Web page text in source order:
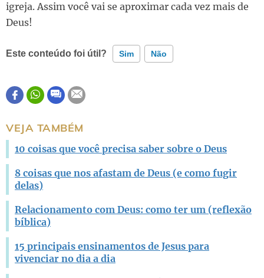
igreja. Assim você vai se aproximar cada vez mais de
Deus!
Este conteúdo foi útil? Sim Não
Este conteúdo contém informação incorreta
VEJA TAMBÉM
10 coisas que você precisa saber sobre o Deus
8 coisas que nos afastam de Deus (e como fugir
delas)
Relacionamento com Deus: como ter um (reflexão
bíblica)
15 principais ensinamentos de Jesus para
vivenciar no dia a dia